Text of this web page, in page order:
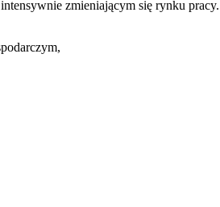
zmieniającym się rynku pracy.